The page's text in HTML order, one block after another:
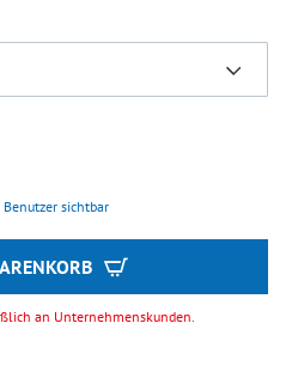
sichtbar
an Unternehmenskunden.